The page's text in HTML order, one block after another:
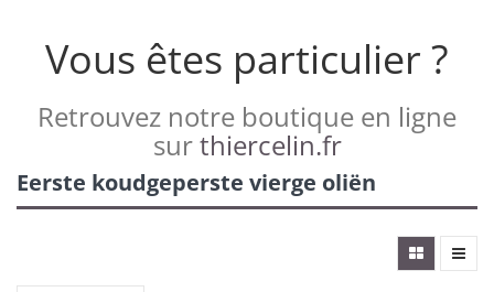
Vous êtes particulier ?
Retrouvez notre boutique en ligne
surthiercelin.fr
Eerste koudgeperste vierge oliën